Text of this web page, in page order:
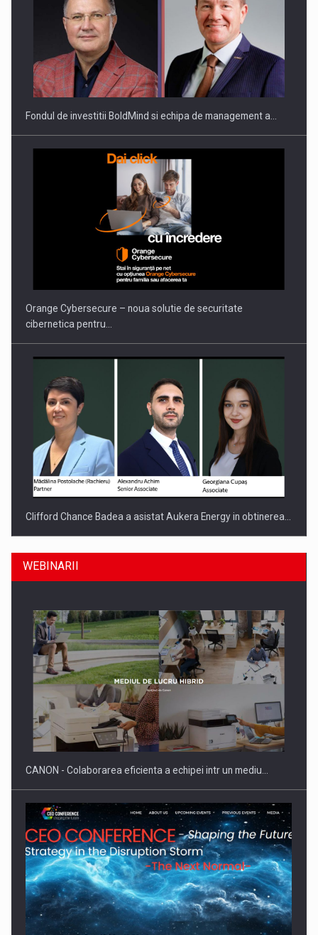
Fondul de investitii BoldMind si echipa de management a…
Orange Cybersecure – noua solutie de securitate
cibernetica pentru…
Clifford Chance Badea a asistat Aukera Energy in obtinerea…
SAPTE PERSONALITATI DIN MEDIUL DE AFACERI, ACADEMIC
SI INSTITUTIONAL…
Hard Enduro Piatra Craiului 2026, fueled by benzinariile RO…
WEBINARII
CANON - Colaborarea eficienta a echipei intr un mediu…